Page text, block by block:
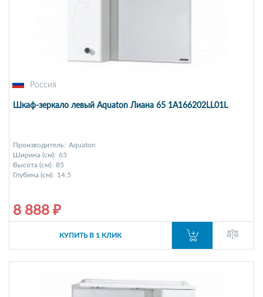
Россия
Шкаф-зеркало левый Aquaton Лиана 65 1A166202LL01L
Производитель: Aquaton
Ширина (см): 65
Высота (см): 85
Глубина (см): 14.5
8 888 ₽
КУПИТЬ В 1 КЛИК